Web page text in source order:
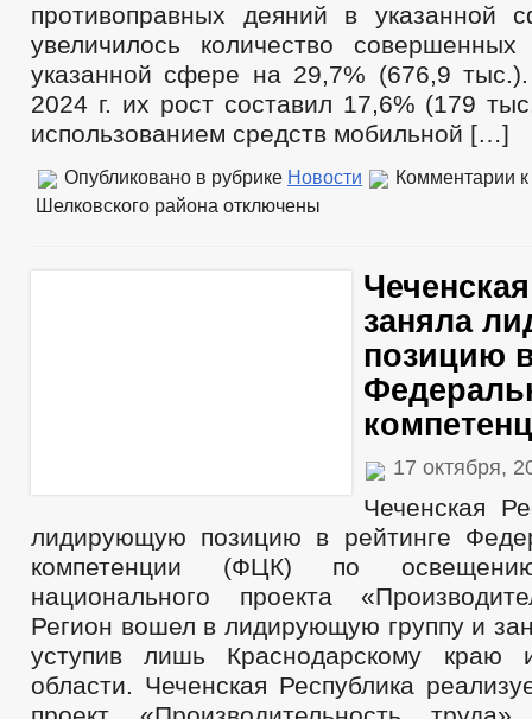
противоправных деяний в указанной
увеличилось количество
указанной сфере на 29,7% (676,9
2024 г. их рост составил 17,6% (179
использованием средств мобильной […]
Опубликовано в рубрике Новости Комментарии
Шелковского района отключены
заняла
позицию
17 октября,
Чеченская
лидирующую позицию в рейтинге
компетенции (ФЦК) по
национального проекта
Регион вошел в лидирующую группу и
уступив лишь Краснодарскому краю
области. Чеченская Республика